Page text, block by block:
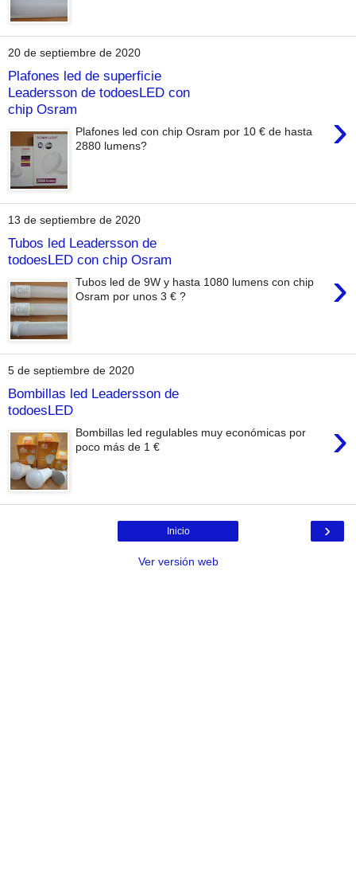
20 de septiembre de 2020
Plafones led de superficie
Leadersson de todoesLED con
chip Osram
›
Plafones led con chip Osram por 10 € de hasta
2880 lumens?
13 de septiembre de 2020
Tubos led Leadersson de
todoesLED con chip Osram
›
Tubos led de 9W y hasta 1080 lumens con chip
Osram por unos 3 € ?
5 de septiembre de 2020
Bombillas led Leadersson de
todoesLED
›
Bombillas led regulables muy económicas por
poco más de 1 €
›
Inicio
Ver versión web